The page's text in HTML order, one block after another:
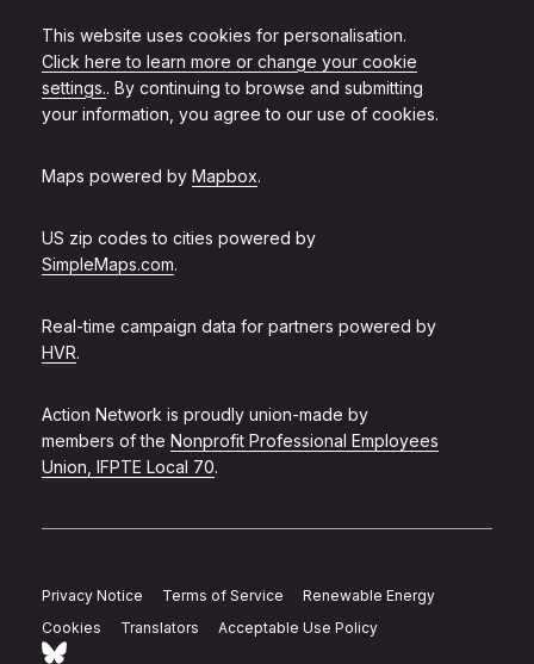
This website uses cookies for personalisation.
Click here to learn more or change your cookie
settings.. By continuing to browse and submitting
your information, you agree to our use of cookies.
Maps powered by Mapbox.
US zip codes to cities powered by
SimpleMaps.com.
Real-time campaign data for partners powered by
HVR.
Action Network is proudly union-made by
members of the Nonprofit Professional Employees
Union, IFPTE Local 70.
Privacy Notice Terms of Service
Renewable Energy
Cookies
Translators Acceptable Use Policy